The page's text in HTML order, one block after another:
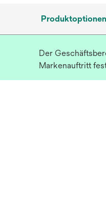
Produktoptionen
Der
Markenauftritt